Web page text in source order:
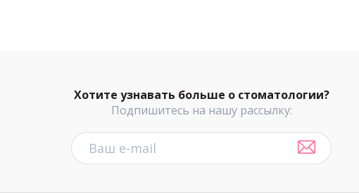
Хотите узнавать больше о стоматологии?
Подпишитесь на нашу рассылку: